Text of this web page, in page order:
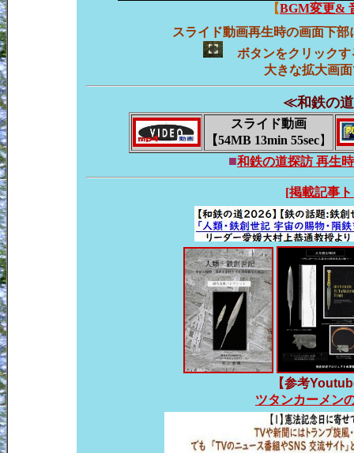
【BGM変更&
スライド動画再生時の画面下部
ボタンをクリック
大きな拡大画
≪和鉄の
スライド動画
【54MB 13min 55sec】
■和鉄の道探訪 再生
[掲載記事
【参考
ツタンカーメン